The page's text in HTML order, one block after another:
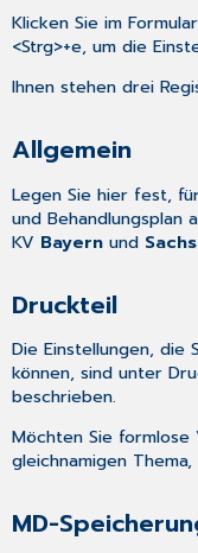
Druckteil
MD-
Klicken Sie im
<Strg>+e, um die
Ihnen stehen drei
Allgemein
Legen Sie hier fest,
und Behandlungsplan
KV Bayern und
Druckteil
Die Einstellungen, die
können, sind unter
beschrieben.
Möchten Sie formlose
gleichnamigen
MD-